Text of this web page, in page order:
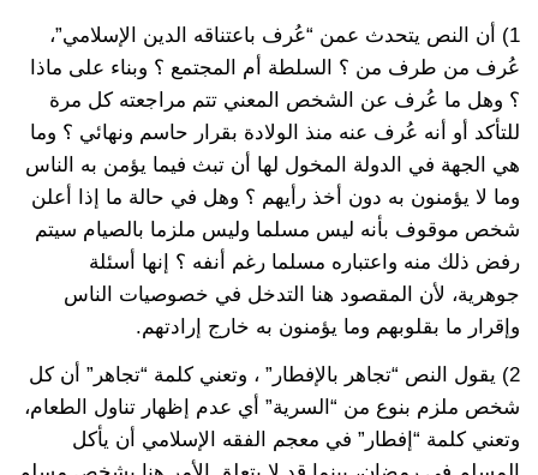
1) أن النص يتحدث عمن “عُرف باعتناقه الدين الإسلامي”،
عُرف من طرف من ؟ السلطة أم المجتمع ؟ وبناء على ماذا
؟ وهل ما عُرف عن الشخص المعني تتم مراجعته كل مرة
للتأكد أو أنه عُرف عنه منذ الولادة بقرار حاسم ونهائي ؟ وما
هي الجهة في الدولة المخول لها أن تبث فيما يؤمن به الناس
وما لا يؤمنون به دون أخذ رأيهم ؟ وهل في حالة ما إذا أعلن
شخص موقوف بأنه ليس مسلما وليس ملزما بالصيام سيتم
رفض ذلك منه واعتباره مسلما رغم أنفه ؟ إنها أسئلة
جوهرية، لأن المقصود هنا التدخل في خصوصيات الناس
وإقرار ما بقلوبهم وما يؤمنون به خارج إرادتهم.
2) يقول النص “تجاهر بالإفطار” ، وتعني كلمة “تجاهر” أن كل
شخص ملزم بنوع من “السرية” أي عدم إظهار تناول الطعام،
وتعني كلمة “إفطار” في معجم الفقه الإسلامي أن يأكل